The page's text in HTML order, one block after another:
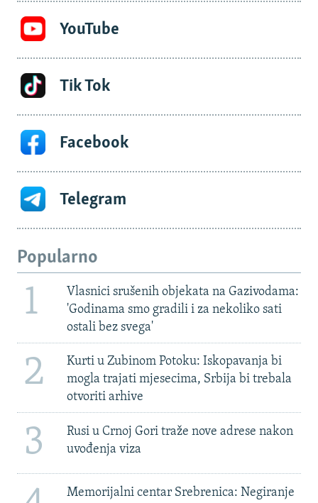
YouTube
Tik Tok
Facebook
Telegram
Popularno
1
Vlasnici srušenih objekata na Gazivodama:
'Godinama smo gradili i za nekoliko sati
ostali bez svega'
2
Kurti u Zubinom Potoku: Iskopavanja bi
mogla trajati mjesecima, Srbija bi trebala
otvoriti arhive
3
Rusi u Crnoj Gori traže nove adrese nakon
uvođenja viza
Memorijalni centar Srebrenica: Negiranje